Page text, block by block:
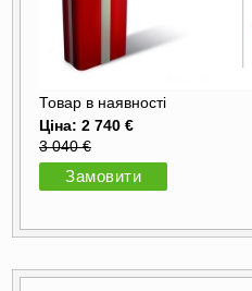
Товар в наявності
Ціна: 2 740 €
3 040 €
Замовити